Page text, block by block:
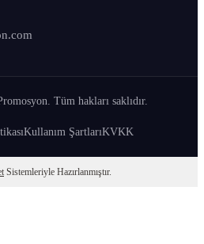
Tüm hakları saklıdır.
Kullanım ŞartlarıKVKK
Sistemleriyle Hazırlanmıştır.